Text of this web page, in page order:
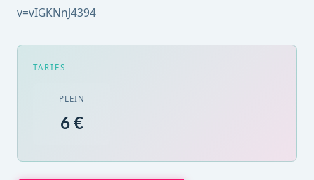
v=vIGKNnJ4394
TARIFS
PLEIN
6 €